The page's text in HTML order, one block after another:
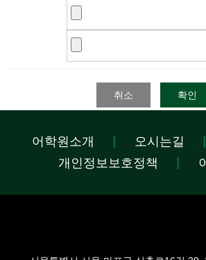
취소 확인
어학원소개 오시는길
개인정보보호정책